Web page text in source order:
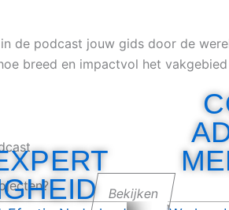
de podcast jouw gids door de
breed en impactvol het
Bekijken